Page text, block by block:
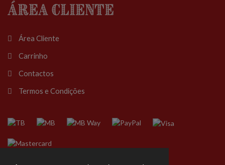
Área Cliente
Área Cliente
Carrinho
Contactos
Termos e Condições